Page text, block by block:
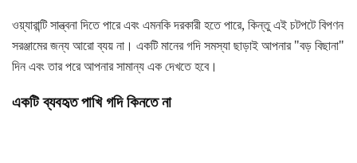
ওয়্যারান্টি সান্ত্বনা দিতে পারে এবং এমনকি দরকারী হতে পারে, কিন্তু এই চটপটে বিপণন
সরঞ্জামের জন্য আরো ব্যয় না। একটি মানের গদি সমস্যা ছাড়াই আপনার "বড় বিছানা"
দিন এবং তার পরে আপনার সামান্য এক দেখতে হবে।
একটি ব্যবহৃত পাখি গদি কিনতে না